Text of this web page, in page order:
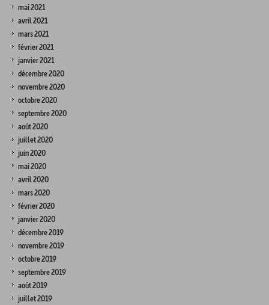
mai 2021
avril 2021
mars 2021
février 2021
janvier 2021
décembre 2020
novembre 2020
octobre 2020
septembre 2020
août 2020
juillet 2020
juin 2020
mai 2020
avril 2020
mars 2020
février 2020
janvier 2020
décembre 2019
novembre 2019
octobre 2019
septembre 2019
août 2019
juillet 2019